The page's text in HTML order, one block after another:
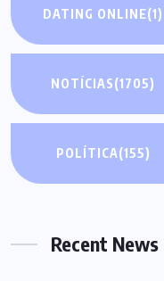
DATING ONLINE(1)
NOTÍCIAS(1705)
POLÍTICA(155)
Recent News